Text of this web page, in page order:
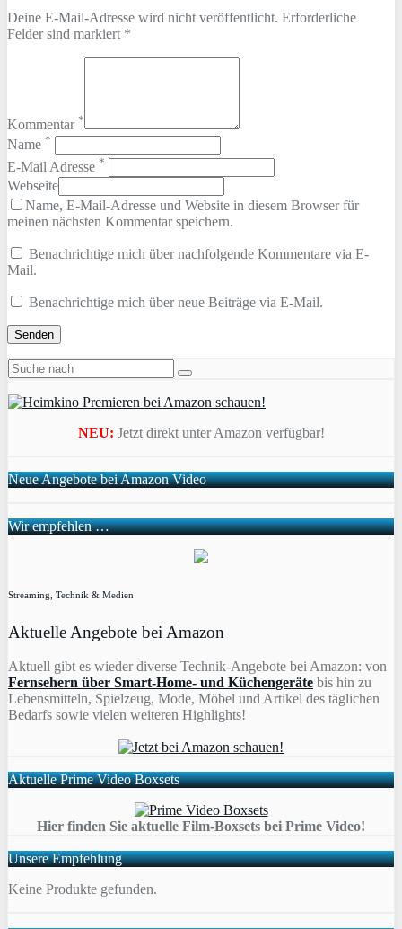
Deine E-Mail-Adresse wird nicht veröffentlicht. Erforderliche
Felder sind markiert *
Kommentar *
Name *
E-Mail Adresse *
Webseite
Name, E-Mail-Adresse und Website in diesem Browser für
meinen nächsten Kommentar speichern.
Benachrichtige mich über nachfolgende Kommentare via E-
Mail.
Benachrichtige mich über neue Beiträge via E-Mail.
NEU: Jetzt direkt unter Amazon verfügbar!
Neue Angebote bei Amazon Video
Wir empfehlen …
Streaming, Technik & Medien
Aktuelle Angebote bei Amazon
Aktuell gibt es wieder diverse Technik-Angebote bei Amazon: von
Fernsehern über Smart-Home- und Küchengeräte bis hin zu
Lebensmitteln, Spielzeug, Mode, Möbel und Artikel des täglichen
Bedarfs sowie vielen weiteren Highlights!
Aktuelle Prime Video Boxsets
Hier finden Sie aktuelle Film-Boxsets bei Prime Video!
Unsere Empfehlung
Keine Produkte gefunden.